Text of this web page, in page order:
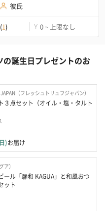
彼氏
(1) ¥ 0 ~ 上限なし
誕生日プレゼントのお
（フレッシュトリュフジャパン）
３点セット（オイル・塩・タルト
)お届け
ア）
ール「馨和 KAGUA」と和風おつ
ット